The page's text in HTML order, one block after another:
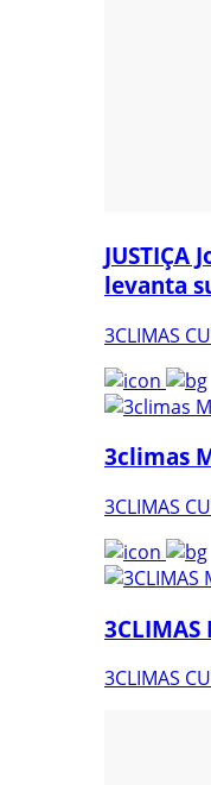
JUSTIÇA
levanta
3CLIMAS
3climas
3CLIMAS
3CLIMAS
3CLIMAS